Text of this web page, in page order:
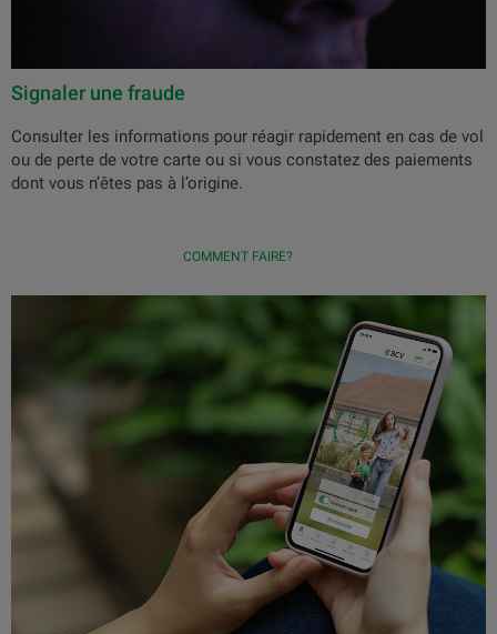
Signaler une fraude
Consulter les informations pour réagir rapidement en cas de vol
ou de perte de votre carte ou si vous constatez des paiements
dont vous n’êtes pas à l’origine.
COMMENT FAIRE?